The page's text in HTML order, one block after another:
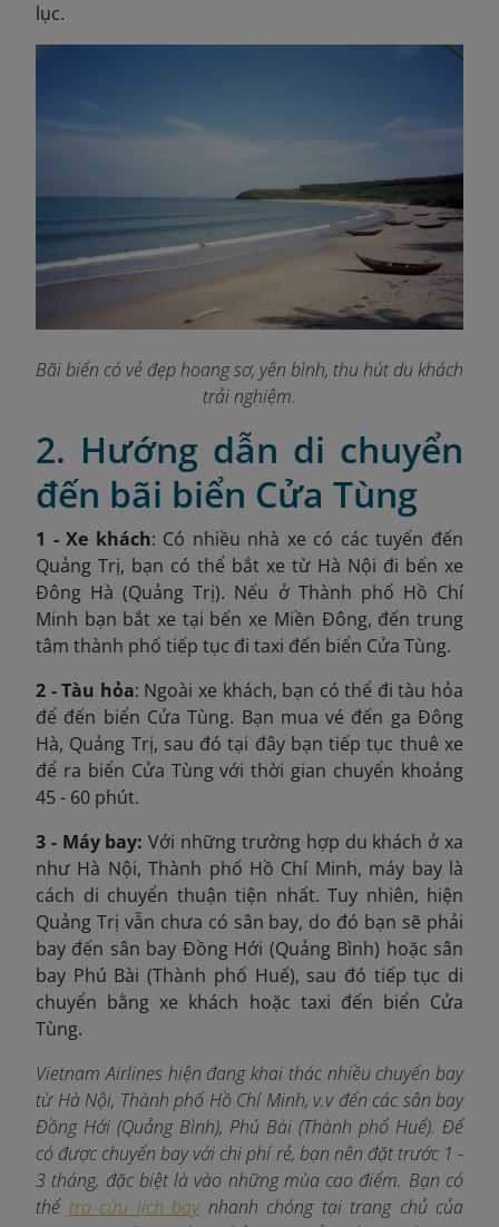
lục.
Bãi biển có vẻ đẹp hoang sơ, yên bình, thu hút du khách
trải nghiệm.
2. Hướng dẫn di chuyển
đến bãi biển Cửa Tùng
1 - Xe khách: Có nhiều nhà xe có các tuyến đến
Quảng Trị, bạn có thể bắt xe từ Hà Nội đi bến xe
Đông Hà (Quảng Trị). Nếu ở Thành phố Hồ Chí
Minh bạn bắt xe tại bến xe Miền Đông, đến trung
tâm thành phố tiếp tục đi taxi đến biển Cửa Tùng.
2 - Tàu hỏa: Ngoài xe khách, bạn có thể đi tàu hỏa
để đến biển Cửa Tùng. Bạn mua vé đến ga Đông
Hà, Quảng Trị, sau đó tại đây bạn tiếp tục thuê xe
để ra biển Cửa Tùng với thời gian chuyển khoảng
45 - 60 phút.
3 - Máy bay: Với những trường hợp du khách ở xa
như Hà Nội, Thành phố Hồ Chí Minh, máy bay là
cách di chuyển thuận tiện nhất. Tuy nhiên, hiện
Quảng Trị vẫn chưa có sân bay, do đó bạn sẽ phải
bay đến sân bay Đồng Hới (Quảng Bình) hoặc sân
bay Phú Bài (Thành phố Huế), sau đó tiếp tục di
chuyển bằng xe khách hoặc taxi đến biển Cửa
Tùng.
Vietnam Airlines hiện đang khai thác nhiều chuyến bay
từ Hà Nội, Thành phố Hồ Chí Minh, v.v đến các sân bay
Đồng Hới (Quảng Bình), Phú Bài (Thành phố Huế). Để
có được chuyến bay với chi phí rẻ, bạn nên đặt trước 1 -
3 tháng, đặc biệt là vào những mùa cao điểm. Bạn có
thể tra cứu lịch baynhanh chóng tại trang chủ của